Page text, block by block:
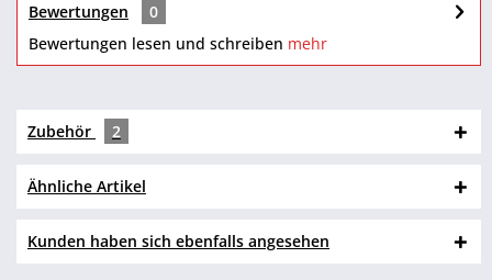
Bewertungen
0
Bewertungen lesen und schreiben mehr
Zubehör 2
Ähnliche Artikel
Kunden haben sich ebenfalls angesehen